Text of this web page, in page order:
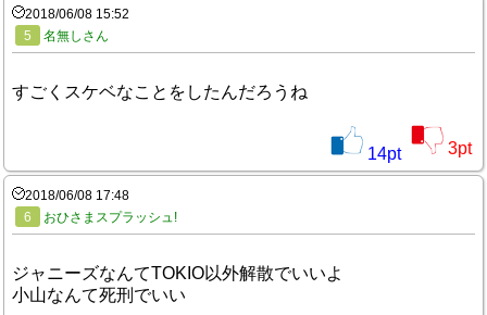
2018/06/08 15:52
5
名無しさん
すごくスケベなことをしたんだろうね
14pt 3pt
2018/06/08 17:48
6
おひさまスプラッシュ!
ジャニーズなんてTOKIO以外解散でいいよ
小山なんて死刑でいい